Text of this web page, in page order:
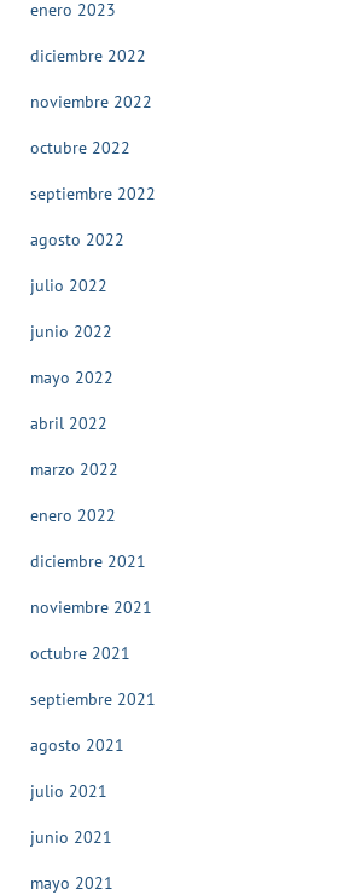
enero 2023
diciembre 2022
noviembre 2022
octubre 2022
septiembre 2022
agosto 2022
julio 2022
junio 2022
mayo 2022
abril 2022
marzo 2022
enero 2022
diciembre 2021
noviembre 2021
octubre 2021
septiembre 2021
agosto 2021
julio 2021
junio 2021
mayo 2021